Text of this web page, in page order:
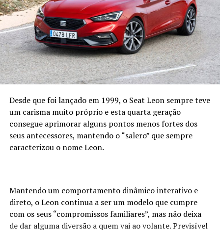
Desde que foi lançado em 1999, o Seat Leon sempre teve
um carisma muito próprio e esta quarta geração
consegue aprimorar alguns pontos menos fortes dos
seus antecessores, mantendo o “salero” que sempre
caracterizou o nome Leon.
Mantendo um comportamento dinâmico interativo e
direto, o Leon continua a ser um modelo que cumpre
com os seus “compromissos familiares”, mas não deixa
de dar alguma diversão a quem vai ao volante. Previsível